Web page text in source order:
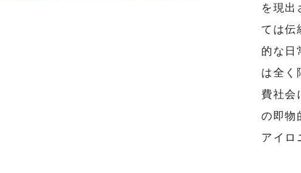
を現出
ては伝
的な日
は全く
費社会
の即物
アイロ